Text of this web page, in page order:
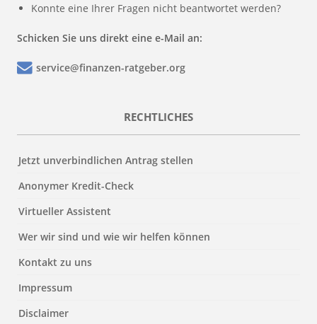
Konnte eine Ihrer Fragen nicht beantwortet werden?
Schicken Sie uns direkt eine e-Mail an:
service@finanzen-ratgeber.org
RECHTLICHES
Jetzt unverbindlichen Antrag stellen
Anonymer Kredit-Check
Virtueller Assistent
Wer wir sind und wie wir helfen können
Kontakt zu uns
Impressum
Disclaimer